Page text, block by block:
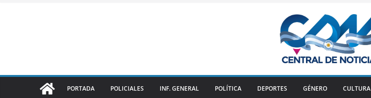
PORTADA POLICIALES INF. GENERAL POLÍTICA DEPORTES GÉNERO CULTURA